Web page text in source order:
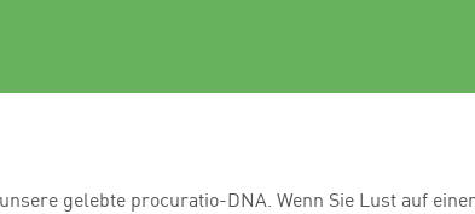
gelebte procuratio-DNA. Wenn Sie Lust auf